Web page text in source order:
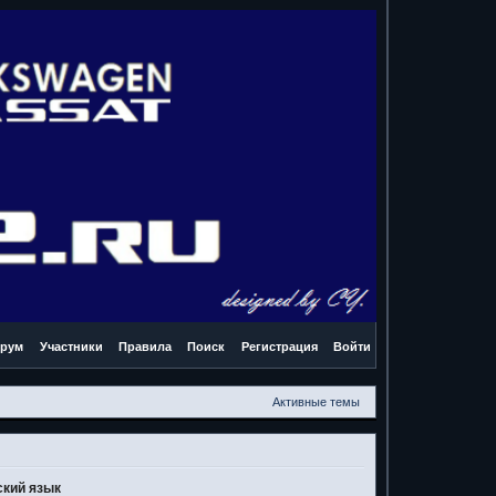
Участники Правила Поиск Регистрация Войти
Активные темы
язык